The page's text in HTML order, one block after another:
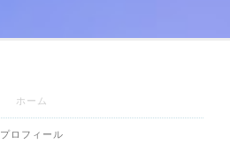
ホーム
プロフィール